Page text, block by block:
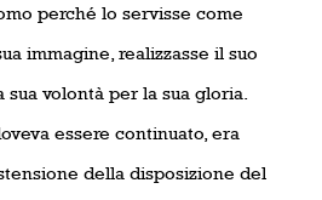
perché lo servisse come
immagine, realizzasse il suo
sua volontà per la sua gloria.
essere continuato, era
della disposizione del